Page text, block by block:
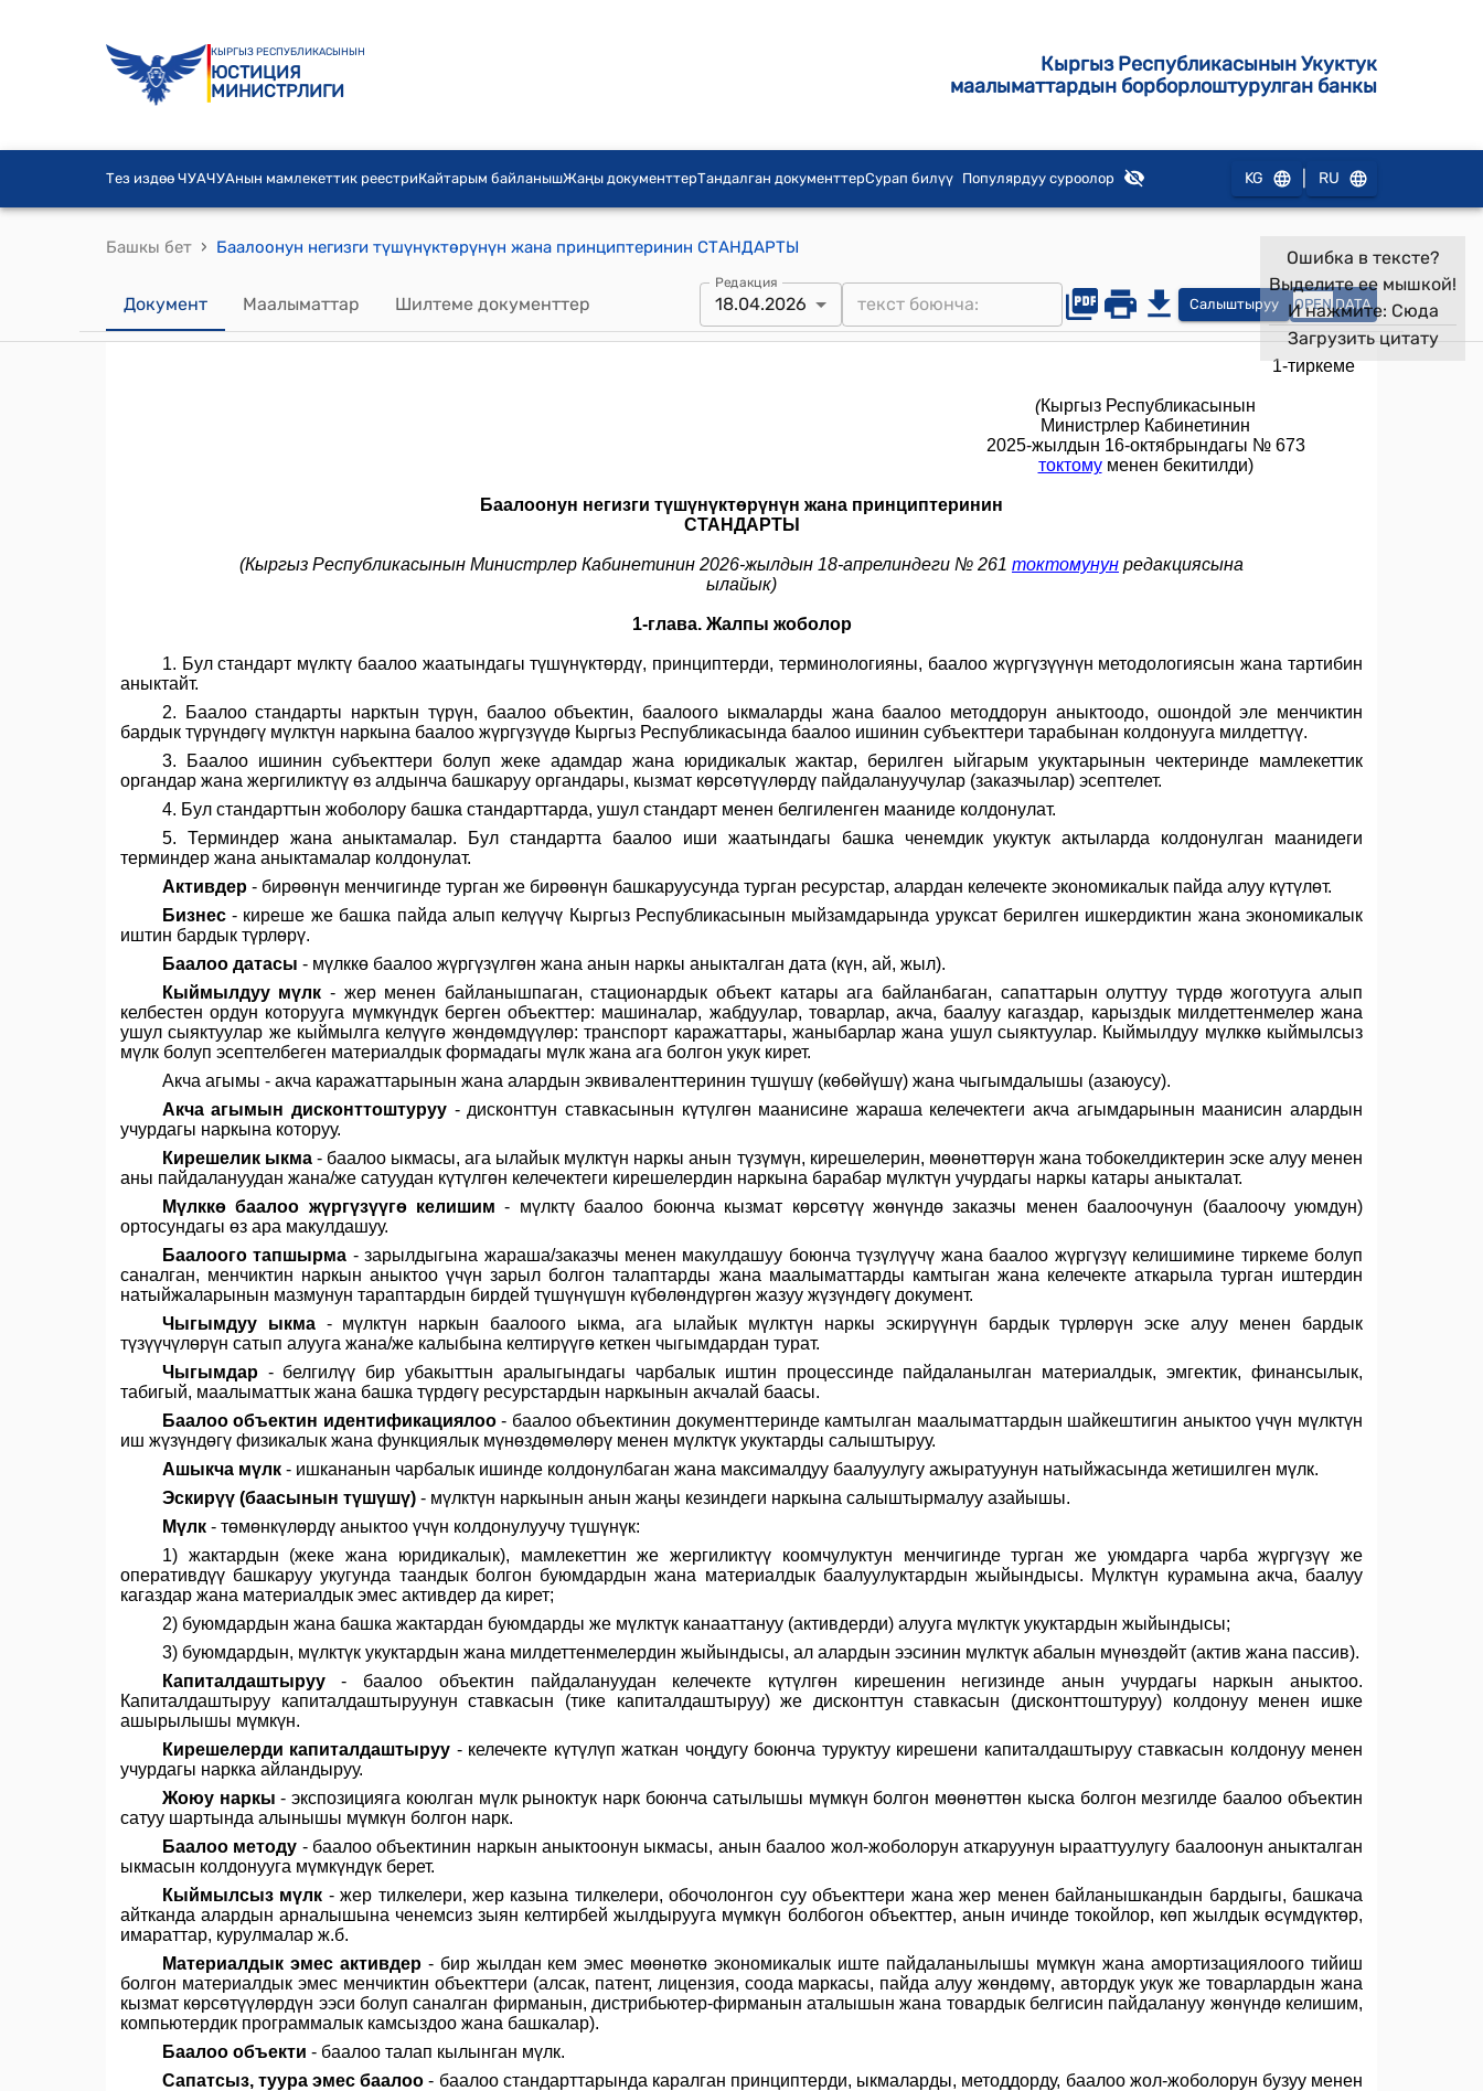
КЫРГЫЗ РЕСПУБЛИКАСЫНЫН
ЮСТИЦИЯ
МИНИСТРЛИГИ
Кыргыз Республикасынын Укуктук
маалыматтардын борборлоштурулган банкы
Тез издөө ЧУАЧУАнын мамлекеттик реестриКайтарым байланышЖаңы документтерТандалган документтерСурап билүү Популярдуу суроолор KG RU
Башкы бет › Баалоонун негизги түшүнүктөрүнүн жана принциптеринин СТАНДАРТЫ
Документ Маалыматтар Шилтеме документтер
Редакция
18.04.2026 Салыштыруу OPEN DATA
Ошибка в тексте?
Выделите ее мышкой!
И нажмите: Сюда
Загрузить цитату